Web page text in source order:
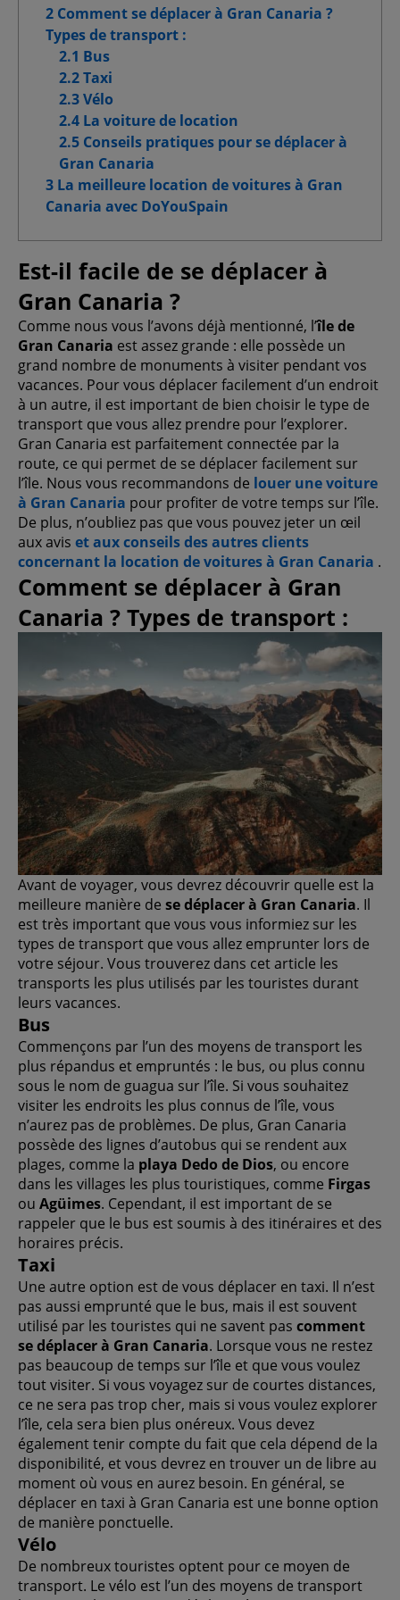
2 Comment se déplacer à Gran Canaria ?
Types de transport :
2.1 Bus
2.2 Taxi
2.3 Vélo
2.4 La voiture de location
2.5 Conseils pratiques pour se déplacer à
Gran Canaria
3 La meilleure location de voitures à Gran
Canaria avec DoYouSpain
Est-il facile de se déplacer à
Gran Canaria ?
Comme nous vous l’avons déjà mentionné, l’île de
Gran Canaria est assez grande : elle possède un
grand nombre de monuments à visiter pendant vos
vacances. Pour vous déplacer facilement d’un endroit
à un autre, il est important de bien choisir le type de
transport que vous allez prendre pour l’explorer.
Gran Canaria est parfaitement connectée par la
route, ce qui permet de se déplacer facilement sur
l’île. Nous vous recommandons de louer une voiture
à Gran Canaria pour profiter de votre temps sur l’île.
De plus, n’oubliez pas que vous pouvez jeter un œil
aux avis et aux conseils des autres clients
concernant la location de voitures à Gran Canaria .
Comment se déplacer à Gran
Canaria ? Types de transport :
Avant de voyager, vous devrez découvrir quelle est la
meilleure manière de se déplacer à Gran Canaria. Il
est très important que vous vous informiez sur les
types de transport que vous allez emprunter lors de
votre séjour. Vous trouverez dans cet article les
transports les plus utilisés par les touristes durant
leurs vacances.
Bus
Commençons par l’un des moyens de transport les
plus répandus et empruntés : le bus, ou plus connu
sous le nom de guagua sur l’île. Si vous souhaitez
visiter les endroits les plus connus de l’île, vous
n’aurez pas de problèmes. De plus, Gran Canaria
possède des lignes d’autobus qui se rendent aux
plages, comme la playa Dedo de Dios, ou encore
dans les villages les plus touristiques, comme Firgas
ou Agüimes. Cependant, il est important de se
rappeler que le bus est soumis à des itinéraires et des
horaires précis.
Taxi
Une autre option est de vous déplacer en taxi. Il n’est
pas aussi emprunté que le bus, mais il est souvent
utilisé par les touristes qui ne savent pas comment
se déplacer à Gran Canaria. Lorsque vous ne restez
pas beaucoup de temps sur l’île et que vous voulez
tout visiter. Si vous voyagez sur de courtes distances,
ce ne sera pas trop cher, mais si vous voulez explorer
l’île, cela sera bien plus onéreux. Vous devez
également tenir compte du fait que cela dépend de la
disponibilité, et vous devrez en trouver un de libre au
moment où vous en aurez besoin. En général, se
déplacer en taxi à Gran Canaria est une bonne option
de manière ponctuelle.
Vélo
De nombreux touristes optent pour ce moyen de
transport. Le vélo est l’un des moyens de transport
Cookies pour une publicité ciblée
Cookies publicitaires avancés
Confirmer la sélection
Tout autoriser